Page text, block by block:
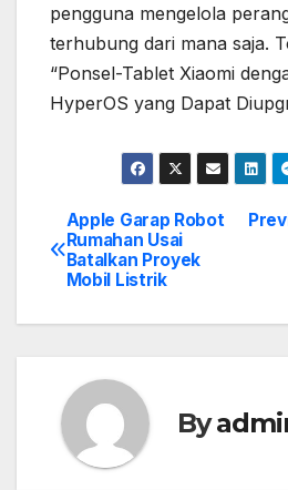
pengguna mengelola
terhubung dari mana saja.
“Ponsel-Tablet Xiaomi
HyperOS yang Dapat
Post
navigation
Apple Garap Robot
Rumahan Usai
Batalkan Proyek
Mobil Listrik
By